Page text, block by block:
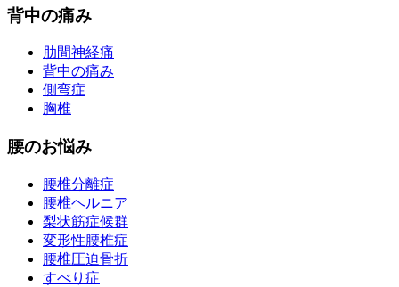
背中の痛み
肋間神経痛
背中の痛み
側弯症
胸椎
腰のお悩み
腰椎分離症
腰椎ヘルニア
梨状筋症候群
変形性腰椎症
腰椎圧迫骨折
すべり症